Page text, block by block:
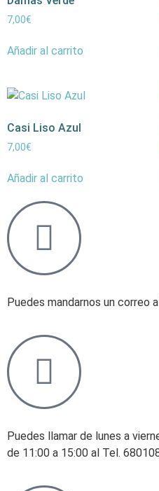
7,00€
Añadir al carrito
Casi Liso Azul
7,00€
Añadir al carrito
Puedes mandarnos un correo
Puedes llamar de lunes a
de 11:00 a 15:00 al Tel.